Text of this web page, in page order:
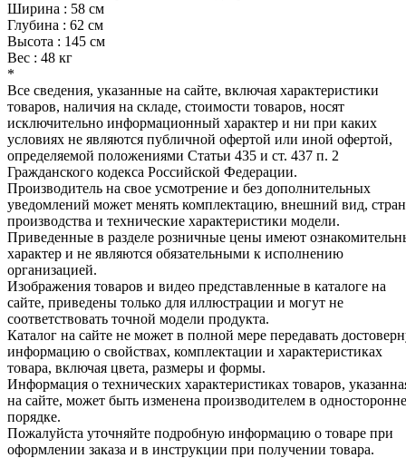
Ширина : 58 см
Глубина : 62 см
Высота : 145 см
Вес : 48 кг
*
Все сведения, указанные на сайте, включая характеристики
товаров, наличия на складе, стоимости товаров, носят
исключительно информационный характер и ни при каких
условиях не являются публичной офертой или иной офертой,
определяемой положениями Статьи 435 и ст. 437 п. 2
Гражданского кодекса Российской Федерации.
Производитель на свое усмотрение и без дополнительных
уведомлений может менять комплектацию, внешний вид,
производства и технические характеристики модели.
Приведенные в разделе розничные цены имеют
характер и не являются обязательными к исполнению
организацией.
Изображения товаров и видео представленные в каталоге на
сайте, приведены только для иллюстрации и могут не
соответствовать точной модели продукта.
Каталог на сайте не может в полной мере передавать
информацию о свойствах, комплектации и характеристиках
товара, включая цвета, размеры и формы.
Информация о технических характеристиках товаров,
на сайте, может быть изменена производителем в
порядке.
Пожалуйста уточняйте подробную информацию о товаре при
оформлении заказа и в инструкции при получении товара.